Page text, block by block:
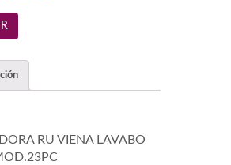
RU VIENA LAVABO